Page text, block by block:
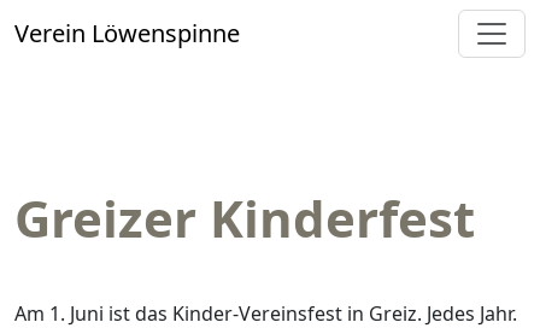
Verein Löwenspinne
Greizer Kinderfest
Am 1. Juni ist das Kinder-Vereinsfest in Greiz. Jedes Jahr.